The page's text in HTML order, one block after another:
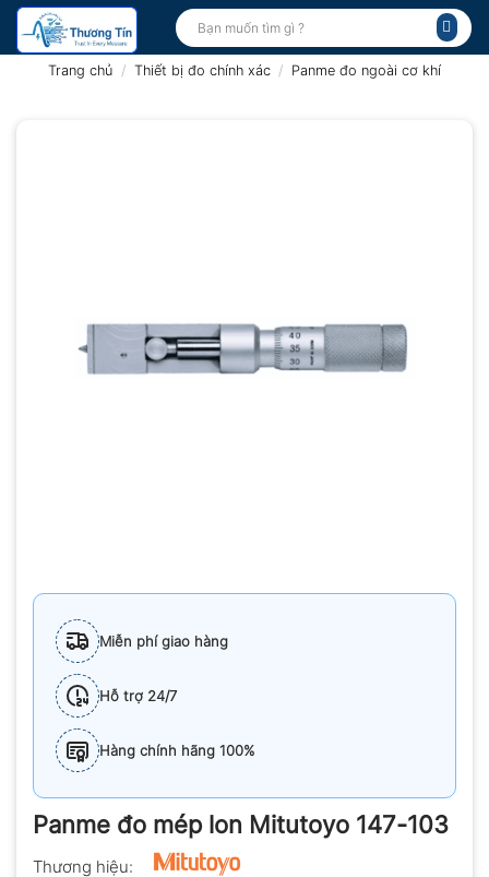
Bỏ
qua
Tìm
kiếm:
Trang chủ / Thiết bị đo chính xác / Panme đo ngoài cơ khí
Miễn phí giao hàng
Hỗ trợ 24/7
Hàng chính hãng 100%
Panme đo mép lon Mitutoyo 147-103
Thương hiệu: